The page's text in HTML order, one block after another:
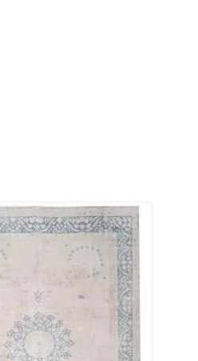
les motifs historiques.
nettoyée en profondeur
dans n'importe quel
Pour garantir la meilleure
comprend 4
offertes pour les coins,
et sûr. Ce tapis de 286
unique d'héritage ancien
moderne.